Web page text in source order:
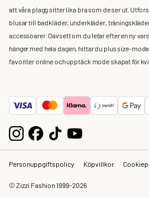
att våra plagg sitter lika bra som de ser ut.
blusar till badkläder, underkläder,
accessoarer. Oavsett om du letar efter en ny
hänger med hela dagen, hittar du plus size-
favoriter online och upptäck mode skapat för
Personuppgiftspolicy Köpvillkor
© Zizzi Fashion 1999-2026